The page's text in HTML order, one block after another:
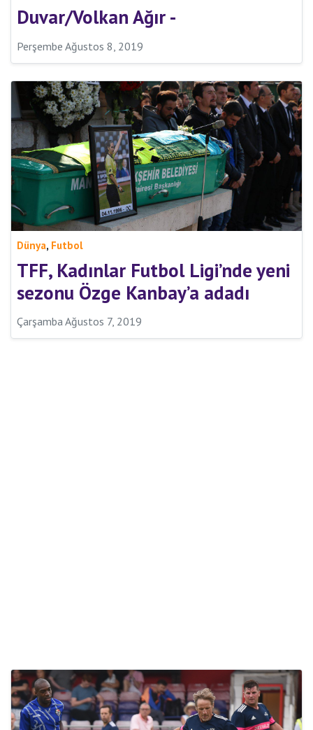
Duvar/Volkan Ağır -
Perşembe Ağustos 8, 2019
Dünya, Futbol
TFF, Kadınlar Futbol Ligi’nde yeni
sezonu Özge Kanbay’a adadı
Çarşamba Ağustos 7, 2019